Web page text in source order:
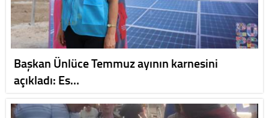
Başkan Ünlüce Temmuz ayının karnesini
açıkladı: Es…